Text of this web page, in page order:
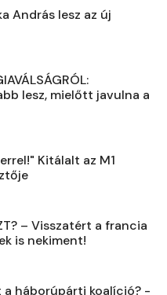
András lesz az új
lesz, mielőtt javulna a
Kitálalt az M1
– Visszatért a francia
is nekiment!
a háborúpárti koalíció? -